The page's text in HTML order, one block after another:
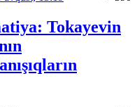
Tokayevin